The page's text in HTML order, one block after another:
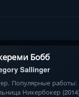
Бобб
Sallinger
Популярные работы:
Никербокер